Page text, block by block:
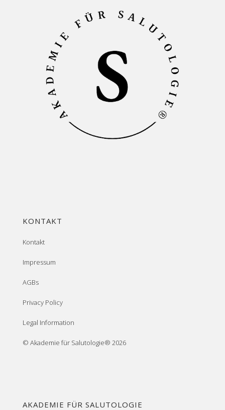
KONTAKT
Kontakt
Impressum
AGBs
Privacy Policy
Legal Information
© Akademie für Salutologie® 2026
AKADEMIE FÜR SALUTOLOGIE